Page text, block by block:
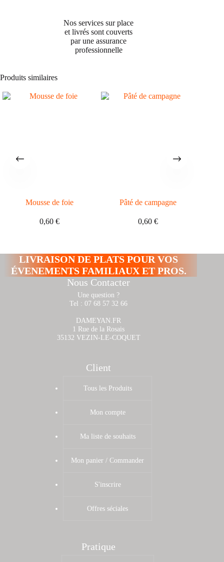
Nos services sur place
et livrés sont couverts
par une assurance
professionnelle
Produits similaires
Mousse de foie
0,60 €
Pâté de campagne
0,60 €
LIVRAISON DE PLATS POUR VOS
ÉVENEMENTS FAMILIAUX ET PROS.
Nous Contacter
Une question ?
Tel : 07 68 57 32 66
DAMEYAN.FR
1 Rue de la Rosais
35132 VEZIN-LE-COQUET
Client
Tous les Produits
Mon compte
Ma liste de souhaits
Mon panier / Commander
S'inscrire
Offres séciales
Pratique